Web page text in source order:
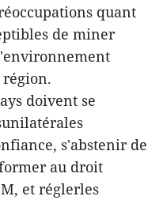
quant
de miner
doivent se
s'abstenir de
au droit
et réglerles